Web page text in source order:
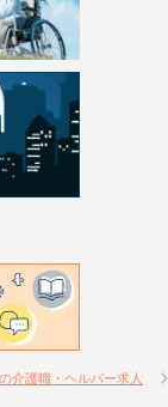
介護職・ヘルパー求人